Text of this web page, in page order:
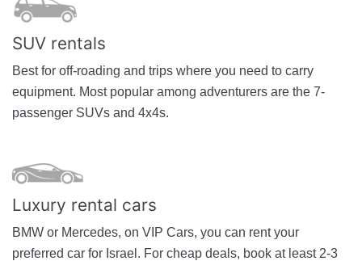
SUV rentals
Best for off-roading and trips where you need to carry
equipment. Most popular among adventurers are the 7-
passenger SUVs and 4x4s.
Luxury rental cars
BMW or Mercedes, on VIP Cars, you can rent your
preferred car for Israel. For cheap deals, book at least 2-3